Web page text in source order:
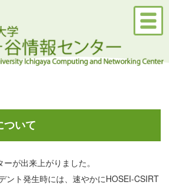
ついて
が出来上がりました。
ント発生時には、速やかにHOSEI-CSIRT